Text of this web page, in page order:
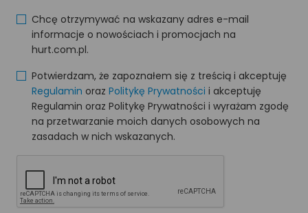
Chcę otrzymywać na wskazany adres e-mail
informacje o nowościach i promocjach na
hurt.com.pl.
Potwierdzam, że zapoznałem się z treścią i akceptuję
Regulamin oraz Politykę Prywatności i akceptuję
Regulamin oraz Politykę Prywatności i wyrażam zgodę
na przetwarzanie moich danych osobowych na
zasadach w nich wskazanych.